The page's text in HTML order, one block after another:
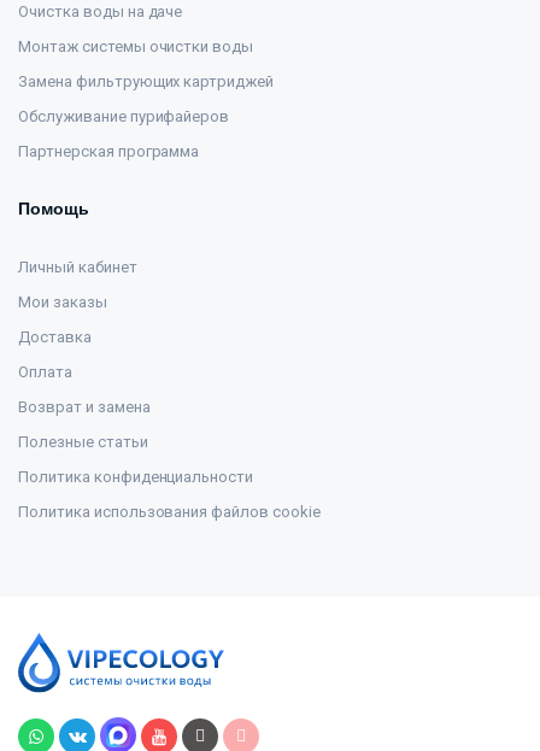
Очистка воды на даче
Монтаж системы очистки воды
Замена фильтрующих картриджей
Обслуживание пурифайеров
Партнерская программа
Помощь
Личный кабинет
Мои заказы
Доставка
Оплата
Возврат и замена
Полезные статьи
Политика конфиденциальности
Политика использования файлов cookie